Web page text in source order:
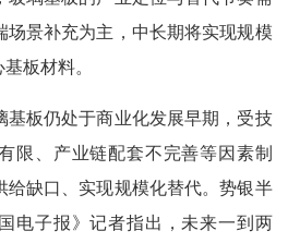
景补充为主，中长期将实现规模
板材料。
基板仍处于商业化发展早期，受技
限、产业链配套不完善等因素制
给缺口、实现规模化替代。势银半
电子报》记者指出，未来一到两